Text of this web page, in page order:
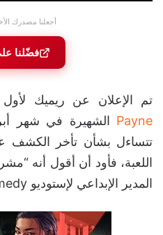
أجعلنا مصدرك
فضّلنا
تم الإعلان عن ريميك
Payne
تتساءل بشأن تأخر الكشف
اللعبة، فأود أن أقول أنه
المدير الإبداعي لإستوديو Remedy.